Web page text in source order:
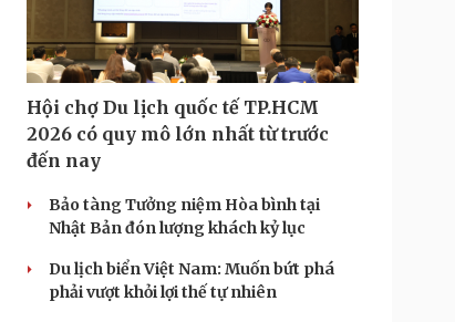
Hội chợ Du lịch quốc tế TP.HCM
2026 có quy mô lớn nhất từ trước
đến nay
Bảo tàng Tưởng niệm Hòa bình tại
Nhật Bản đón lượng khách kỷ lục
Du lịch biển Việt Nam: Muốn bứt phá
phải vượt khỏi lợi thế tự nhiên